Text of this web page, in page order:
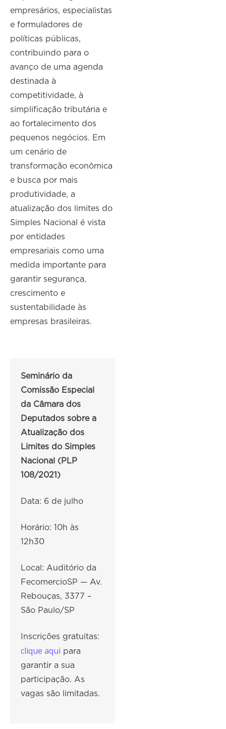
empresários, especialistas
e formuladores de
políticas públicas,
contribuindo para o
avanço de uma agenda
destinada à
competitividade, à
simplificação tributária e
ao fortalecimento dos
pequenos negócios. Em
um cenário de
transformação econômica
e busca por mais
produtividade, a
atualização dos limites do
Simples Nacional é vista
por entidades
empresariais como uma
medida importante para
garantir segurança,
crescimento e
sustentabilidade às
empresas brasileiras.
Seminário da
Comissão Especial
da Câmara dos
Deputados sobre a
Atualização dos
Limites do Simples
Nacional (PLP
108/2021)
Data: 6 de julho
Horário: 10h às
12h30
Local: Auditório da
FecomercioSP — Av.
Rebouças, 3377 –
São Paulo/SP
Inscrições gratuitas:
clique aqui para
garantir a sua
participação. As
vagas são limitadas.